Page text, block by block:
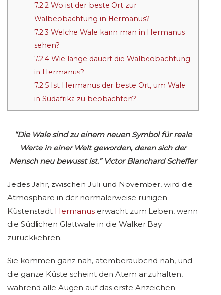
7.2.2 Wo ist der beste Ort zur
Walbeobachtung in Hermanus?
7.2.3 Welche Wale kann man in Hermanus
sehen?
7.2.4Wie lange dauert die Walbeobachtung
in Hermanus?
7.2.5Ist Hermanus der beste Ort, um Wale
in Südafrika zu beobachten?
“Die Wale sind zu einem neuen Symbol für reale
Werte in einer Welt geworden, deren sich der
Mensch neu bewusst ist.” Victor Blanchard Scheffer
Jedes Jahr, zwischen Juli und November, wird die
Atmosphäre in der normalerweise ruhigen
Küstenstadt Hermanus erwacht zum Leben, wenn
die Südlichen Glattwale in die Walker Bay
zurückkehren.
Sie kommen ganz nah, atemberaubend nah, und
die ganze Küste scheint den Atem anzuhalten,
während alle Augen auf das erste Anzeichen